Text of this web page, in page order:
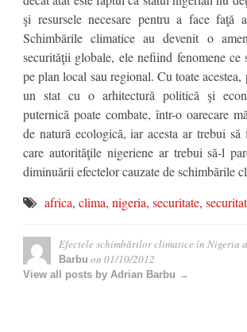
şi resursele necesare pentru a face faţă
Schimbările climatice au devenit o
securităţii globale, ele nefiind fenomene ce
pe plan local sau regional. Cu toate acestea,
un stat cu o arhitectură politică şi
puternică poate combate, într-o oarecare
de natură ecologică, iar acesta ar trebui
care autorităţile nigeriene ar trebui să-l
diminuării efectelor cauzate de schimbările
africa, clima, nigeria, securitate,
Efectele schimbărilor climatice în Nigeria
Barbu on 01/10/2012
View all posts by Adrian Barbu →